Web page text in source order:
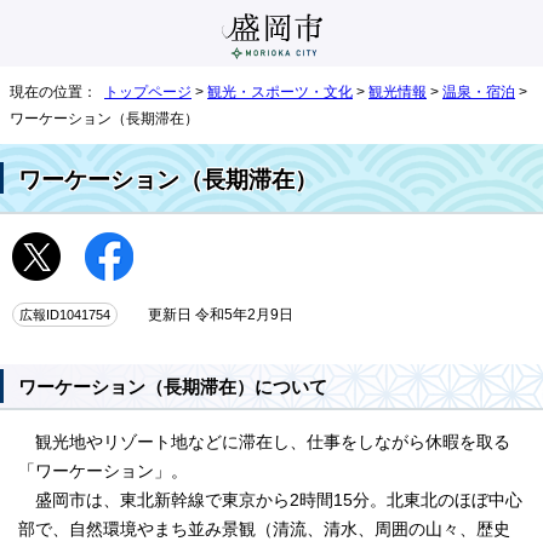
現在の位置： トップページ > 観光・スポーツ・文化 > 観光情報 > 温泉・宿泊 >
ワーケーション（長期滞在）
ワーケーション（長期滞在）
広報ID1041754 更新日 令和5年2月9日
ワーケーション（長期滞在）について
観光地やリゾート地などに滞在し、仕事をしながら休暇を取る
「ワーケーション」。
盛岡市は、東北新幹線で東京から2時間15分。北東北のほぼ中心
部で、自然環境やまち並み景観（清流、清水、周囲の山々、歴史